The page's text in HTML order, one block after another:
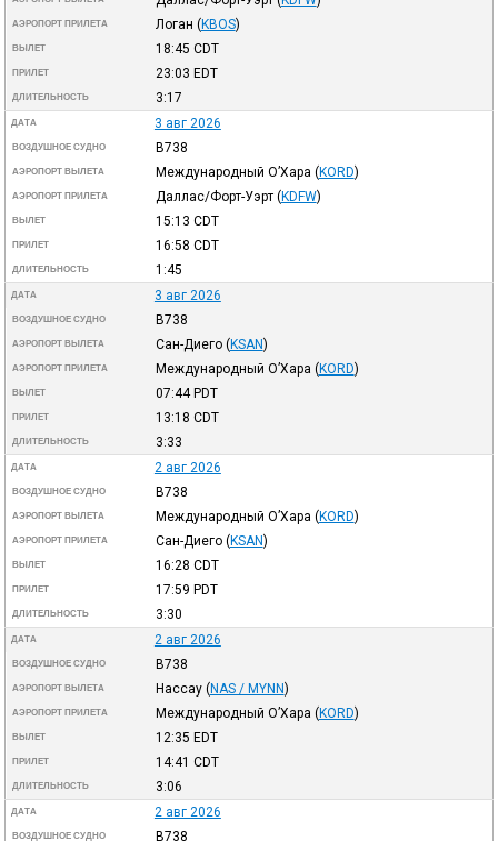
АЭРОПОРТ ПРИЛЕТА Логан (KBOS)
ВЫЛЕТ 18:45 CDT
ПРИЛЕТ 23:03 EDT
ДЛИТЕЛЬНОСТЬ 3:17
ДАТА 3 авг 2026
ВОЗДУШНОЕ СУДНО B738
АЭРОПОРТ ВЫЛЕТА Международный О’Хара (KORD)
АЭРОПОРТ ПРИЛЕТА Даллас/Форт-Уэрт (KDFW)
ВЫЛЕТ 15:13 CDT
ПРИЛЕТ 16:58 CDT
ДЛИТЕЛЬНОСТЬ 1:45
ДАТА 3 авг 2026
ВОЗДУШНОЕ СУДНО B738
АЭРОПОРТ ВЫЛЕТА Сан-Диего (KSAN)
АЭРОПОРТ ПРИЛЕТА Международный О’Хара (KORD)
ВЫЛЕТ 07:44PDT
ПРИЛЕТ 13:18 CDT
ДЛИТЕЛЬНОСТЬ 3:33
ДАТА 2 авг 2026
ВОЗДУШНОЕ СУДНО B738
АЭРОПОРТ ВЫЛЕТА Международный О’Хара (KORD)
АЭРОПОРТ ПРИЛЕТА Сан-Диего (KSAN)
ВЫЛЕТ 16:28 CDT
ПРИЛЕТ 17:59 PDT
ДЛИТЕЛЬНОСТЬ 3:30
ДАТА 2 авг 2026
ВОЗДУШНОЕ СУДНО B738
АЭРОПОРТ ВЫЛЕТА Нассау (NAS / MYNN)
АЭРОПОРТ ПРИЛЕТА Международный О’Хара (KORD)
ВЫЛЕТ 12:35 EDT
ПРИЛЕТ 14:41 CDT
ДЛИТЕЛЬНОСТЬ 3:06
ДАТА 2 авг 2026
ВОЗДУШНОЕ СУДНО B738